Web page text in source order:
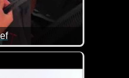
schon drauf, dass da was